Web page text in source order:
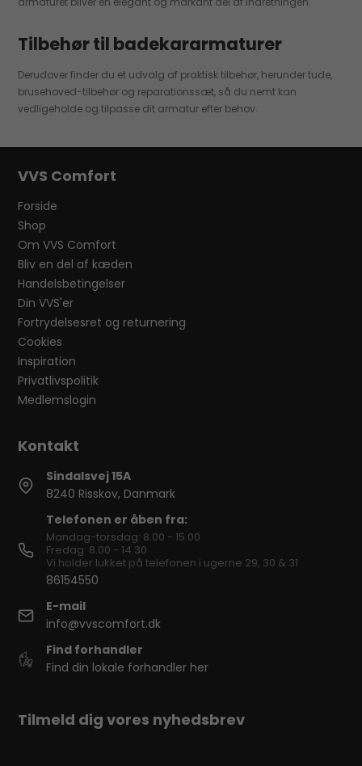
Tilbehør til badekararmaturer
Derudover finder du et udvalg af praktisk tilbehør, herunder tude,
brusehoved-tilbehør og reparationssæt, så du nemt kan
vedligeholde og tilpasse dit armatur efter behov.
VVS Comfort
Forside
Shop
Om VVS Comfort
Bliv en del af kæden
Handelsbetingelser
Din VVS'er
Fortrydelsesret og returnering
Cookies
Inspiration
Privatlivspolitik
Medlemslogin
Sindalsvej 15A
8240 Risskov, Danmark
Telefonen er åben fra:
Mandag-torsdag: 8.00 - 15.00
Fredag: 8.00 - 14.30
Vi holder lukket på telefonen i ugerne 29, 30 & 31
86154550
E-mail
info@vvscomfort.dk
Find forhandler
Find din lokale forhandler her
Tilmeld dig vores nyhedsbrev